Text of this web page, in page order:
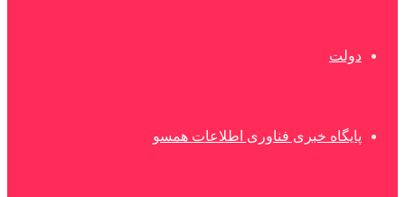
دولت
پایگاه خبری فناوری اطلاعات همسو